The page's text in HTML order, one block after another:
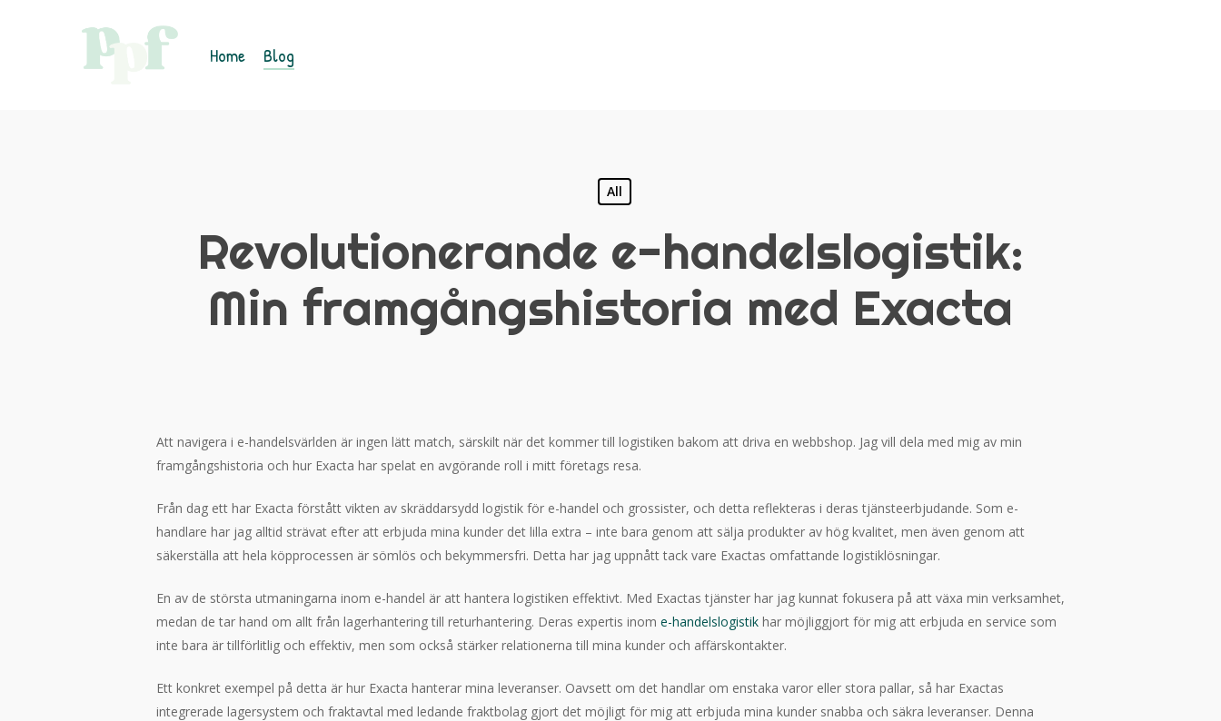
Home Blog
All
Revolutionerande e-handelslogistik:
Min framgångshistoria med Exacta
Att navigera i e-handelsvärlden är ingen lätt match, särskilt när det kommer till logistiken bakom att driva en webbshop. Jag vill dela med mig av min
framgångshistoria och hur Exacta har spelat en avgörande roll i mitt företags resa.
Från dag ett har Exacta förstått vikten av skräddarsydd logistik för e-handel och grossister, och detta reflekteras i deras tjänsteerbjudande. Som e-
handlare har jag alltid strävat efter att erbjuda mina kunder det lilla extra – inte bara genom att sälja produkter av hög kvalitet, men även genom att
säkerställa att hela köpprocessen är sömlös och bekymmersfri. Detta har jag uppnått tack vare Exactas omfattande logistiklösningar.
En av de största utmaningarna inom e-handel är att hantera logistiken effektivt. Med Exactas tjänster har jag kunnat fokusera på att växa min verksamhet,
medan de tar hand om allt från lagerhantering till returhantering. Deras expertis inom e-handelslogistik har möjliggjort för mig att erbjuda en service som
inte bara är tillförlitlig och effektiv, men som också stärker relationerna till mina kunder och affärskontakter.
Ett konkret exempel på detta är hur Exacta hanterar mina leveranser. Oavsett om det handlar om enstaka varor eller stora pallar, så har Exactas
integrerade lagersystem och fraktavtal med ledande fraktbolag gjort det möjligt för mig att erbjuda mina kunder snabba och säkra leveranser. Denna